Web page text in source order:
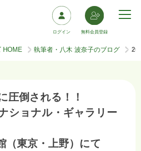
ログイン 無料会員登録
HOME > 執筆者・八木 波奈子のブログ >
圧倒される！！
ショナル・ギャラリー
（東京・上野）にて